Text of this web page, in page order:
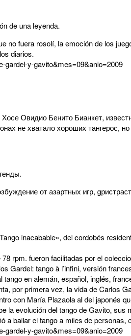
de una leyenda.
fuera rosolí, la emoción de los
diarios.
gardel-y-gavito&mes=09&anio=2009
Овидио Бенито Бианкет,
не хватало хороших тангерос,
от азартных игр,
inacabable», del cordobés
rpm. fueron facilitadas por el
tango à l’infini, versión
en alemán, español, inglés,
por primera vez, la vida de Carlos
con María Plazaola al del japonés
la evolución del tango de Gavito,
a bailar el tango a miles de personas,
gardel-y-gavito&mes=09&anio=2009